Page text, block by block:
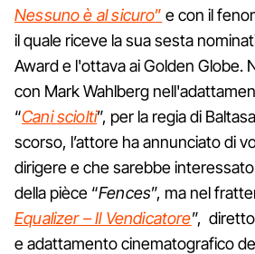
Nessuno è al sicuro” e con il
il quale riceve la sua sesta
Award e l'ottava ai Golden Globe.
con Mark Wahlberg
“Cani sciolti”, per la regia di
scorso, l’attore ha annunciato di
dirigere e che sarebbe
della pièce “Fences”, ma nel
Equalizer – Il Vendicatore”,
e adattamento cinematografico